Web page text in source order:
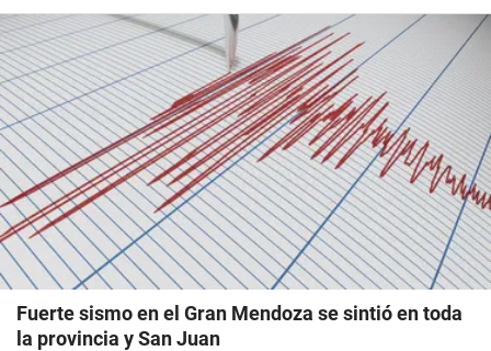
Fuerte sismo en el Gran Mendoza se sintió en toda
la provincia y San Juan